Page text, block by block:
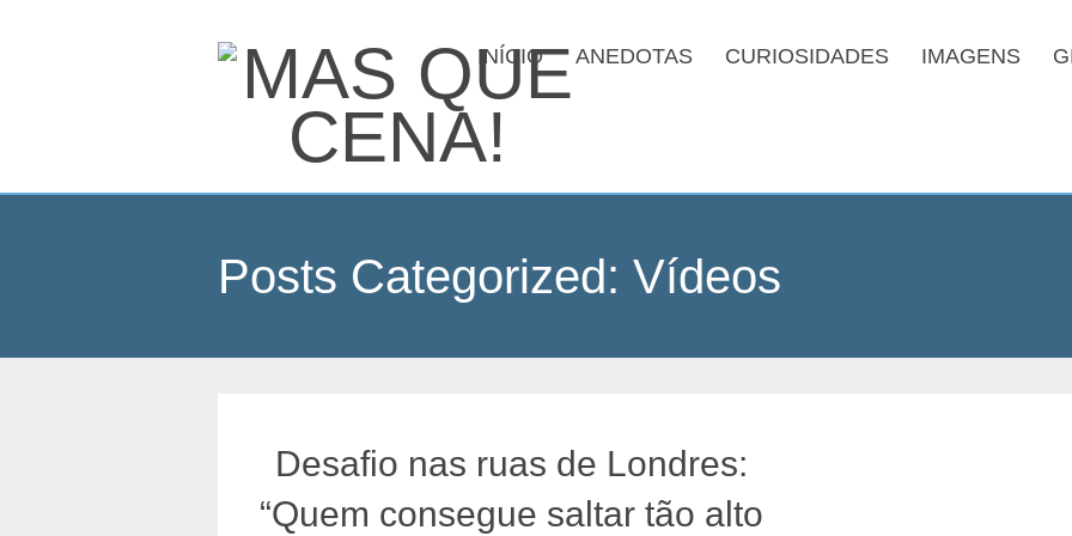
INÍCIO ANEDOTAS CURIOSIDADES IMAGENS
Posts Categorized: Vídeos
Desafio nas ruas de Londres:
“Quem consegue saltar tão alto